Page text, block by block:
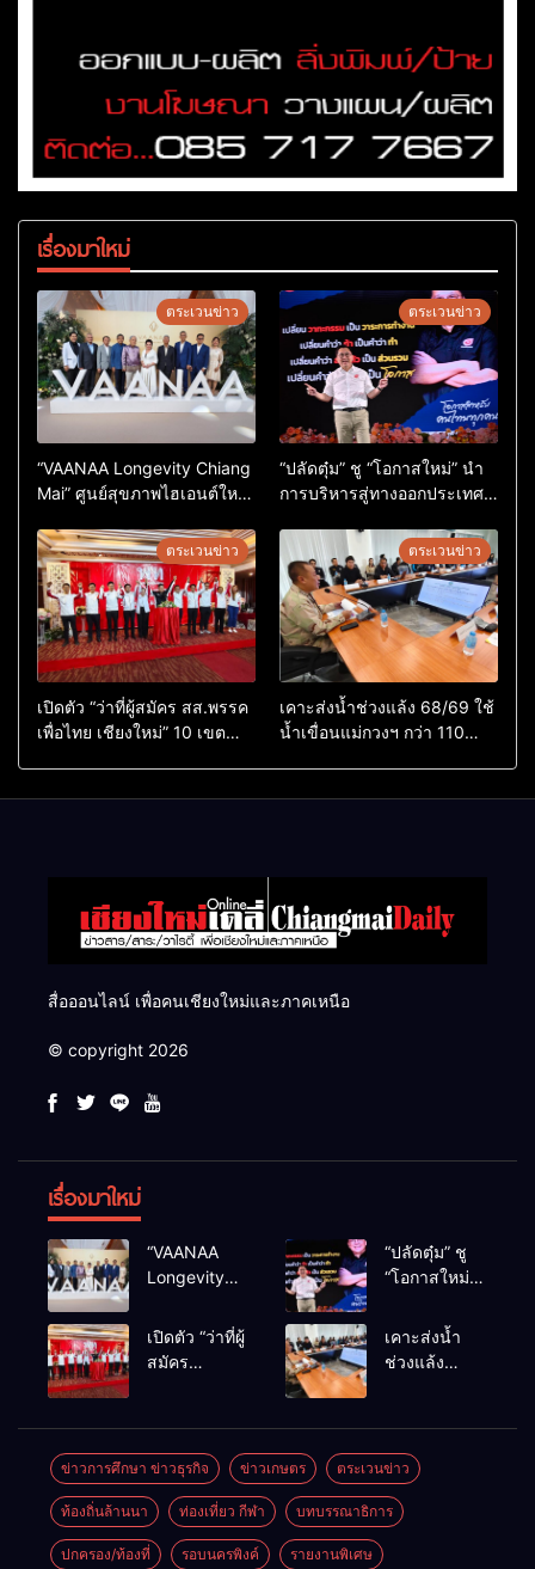
เรื่องมาใหม่
ตระเวนข่าว
“VAANAA Longevity Chiang
Mai” ศูนย์สุขภาพไฮเอนต์ใหญ่
ตระเวนข่าว
“ปลัดตุ๋ม” ชู “โอกาสใหม่” นำ
การบริหารสู่ทางออกประเทศ
ตระเวนข่าว
เปิดตัว “ว่าที่ผู้สมัคร สส.พรรค
เพื่อไทย เชียงใหม่” 10 เขต
ตระเวนข่าว
เคาะส่งน้ำช่วงแล้ง 68/69 ใช้
น้ำเขื่อนแม่กวงฯ กว่า 110
สื่อออนไลน์ เพื่อคนเชียงใหม่และภาคเหนือ
© copyright 2026
เรื่องมาใหม่
“VAANAA
Longevity
ศูนย์สุขภาพ
ไฮเอนต์ใหญ่
“ปลัดตุ๋ม” ชู
“โอกาสใหม่”
สู่ทางออก
ประเทศ ไม่ใช่
เปิดตัว “ว่าที่ผู้
สมัคร
เขตครบ ย้ำจะ
กลับมาทวง
เก้าอี้คืน
เคาะส่งน้ำ
ช่วงแล้ง
ลบ.ม. ให้
เกษตรกว่า 1
แสนไร่
ข่าวการศึกษา ข่าวธุรกิจ ข่าวเกษตร ตระเวนข่าว
ท้องถิ่นล้านนา ท่องเที่ยว กีฬา บทบรรณาธิการ
ปกครอง/ท้องที่ รอบนครพิงค์ รายงานพิเศษ